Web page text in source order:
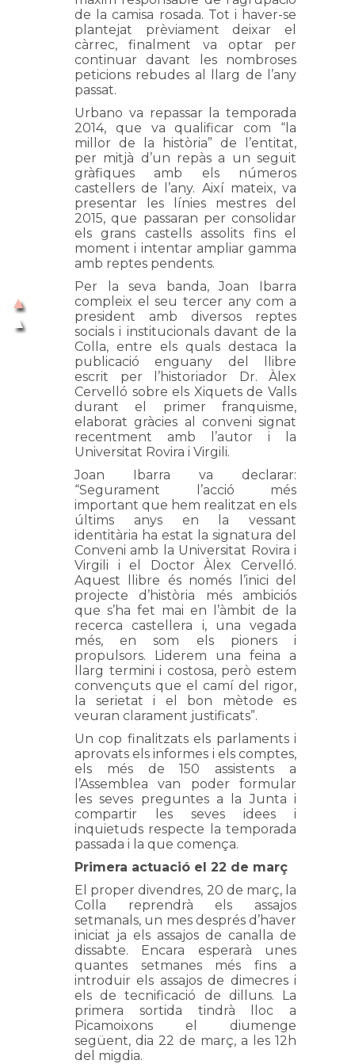
de la camisa rosada. Tot i haver-se
plantejat prèviament deixar el
càrrec, finalment va optar per
continuar davant les nombroses
peticions rebudes al llarg de l’any
passat.
Urbano va repassar la temporada
2014, que va qualificar com “la
millor de la història” de l’entitat,
per mitjà d’un repàs a un seguit
gràfiques amb els números
castellers de l’any. Així mateix, va
presentar les línies mestres del
2015, que passaran per consolidar
els grans castells assolits fins el
moment i intentar ampliar gamma
amb reptes pendents.
Per la seva banda, Joan Ibarra
compleix el seu tercer any com a
president amb diversos reptes
socials i institucionals davant de la
Colla, entre els quals destaca la
publicació enguany del llibre
escrit per l’historiador Dr. Àlex
Cervelló sobre els Xiquets de Valls
durant el primer franquisme,
elaborat gràcies al conveni signat
recentment amb l’autor i la
Universitat Rovira i Virgili.
Joan Ibarra va declarar:
“Segurament l’acció més
important que hem realitzat en els
últims anys en la vessant
identitària ha estat la signatura del
Conveni amb la Universitat Rovira i
Virgili i el Doctor Àlex Cervelló.
Aquest llibre és només l’inici del
projecte d’història més ambiciós
que s’ha fet mai en l’àmbit de la
recerca castellera i, una vegada
més, en som els pioners i
propulsors. Liderem una feina a
llarg termini i costosa, però estem
convençuts que el camí del rigor,
la serietat i el bon mètode es
veuran clarament justificats”.
Un cop finalitzats els parlaments i
aprovats els informes i els comptes,
els més de 150 assistents a
l’Assemblea van poder formular
les seves preguntes a la Junta i
compartir les seves idees i
inquietuds respecte la temporada
passada i la que comença.
Primera actuació el 22 de març
El proper divendres, 20 de març, la
Colla reprendrà els assajos
setmanals, un mes després d’haver
iniciat ja els assajos de canalla de
dissabte. Encara esperarà unes
quantes setmanes més fins a
introduir els assajos de dimecres i
els de tecnificació de dilluns. La
primera sortida tindrà lloc a
Picamoixons el diumenge
següent, dia 22 de març, a les 12h
del migdia.